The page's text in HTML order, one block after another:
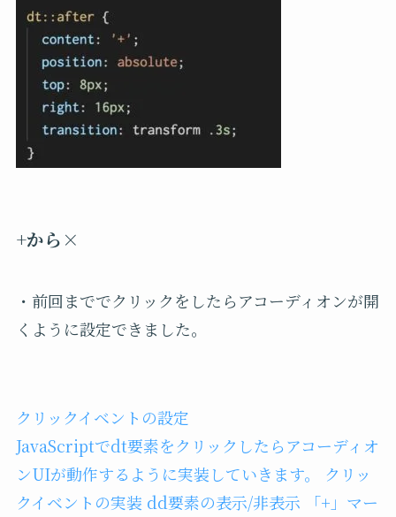
+から×
・前回まででクリックをしたらアコーディオンが開
くように設定できました。
クリックイベントの設定
JavaScriptでdt要素をクリックしたらアコーディオ
ンUIが動作するように実装していきます。 クリッ
クイベントの実装 dd要素の表示/非表示 「+」マー